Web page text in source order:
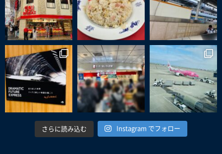
さらに読み込む Instagram でフォロー